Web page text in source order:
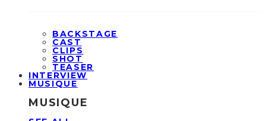
BACKSTAGE
CAST
CLIPS
SHOT
TEASER
INTERVIEW
MUSIQUE
MUSIQUE